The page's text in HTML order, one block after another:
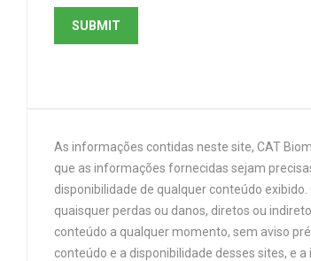
As informações contidas neste site, CAT
que as informações fornecidas sejam
disponibilidade de qualquer conteúdo
quaisquer perdas ou danos, diretos ou
conteúdo a qualquer momento, sem aviso
conteúdo e a disponibilidade desses sites, e